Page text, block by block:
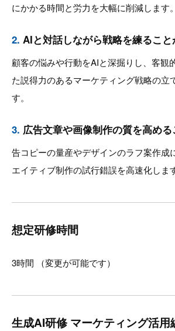
にかかる時間と労力を大幅に削減します。
2. AIと対話しながら戦略を練ること
顧客の悩みや行動をAIと深掘りし、客観
た説得力のあるマーケティング戦略の立
す。
3. 広告文章や画像制作の質を高め
告コピーの量産やデザインのラフ案作成
エイティブ制作の試行錯誤を高速化します
想定研修時間
3時間 （変更が可能です）
生成AI研修 マーケティング活用